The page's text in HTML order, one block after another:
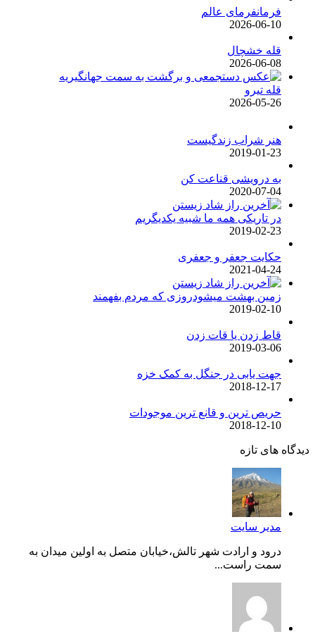
فرمانفرمای عالم
2026-06-10
قله خشچال
2026-06-08
قله تیرو
2026-05-26
هنر شراب زندگیست
2019-01-23
به درویشی قناعت کن
2020-07-04
در تاریکی همه ما شبیه یکدیگریم
2019-02-23
حکایت جعفر و جعفری
2021-04-24
زمین بهشت میشودروزی که مردم بفهمند
2019-02-10
قاط زدن یا قات زدن
2019-03-06
جهت یابی در جنگل به کمک خزه
2018-12-17
حریص ترین و قانع ترین موجودات
2018-12-10
دیدگاه های تازه
مدیر سایت
درود و ارادت شهر تالش،خیابان متصل به اولین میدان به
سمت راست...